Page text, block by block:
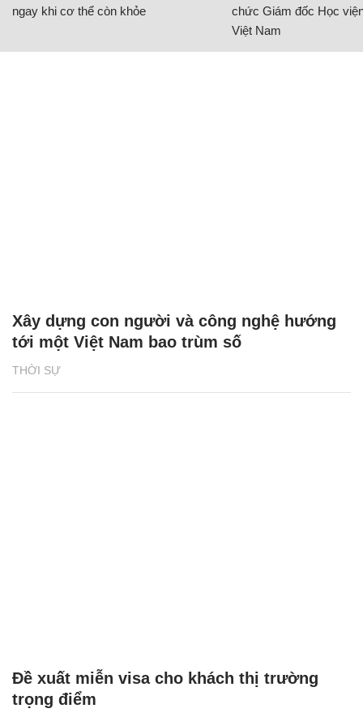
ngay khi cơ thể còn khỏe
chức Giám đốc Học
Việt Nam
THỜI SỰ
Xây dựng con người và công nghệ hướng
tới một Việt Nam bao trùm số
Đề xuất miễn visa cho khách thị trường
trọng điểm